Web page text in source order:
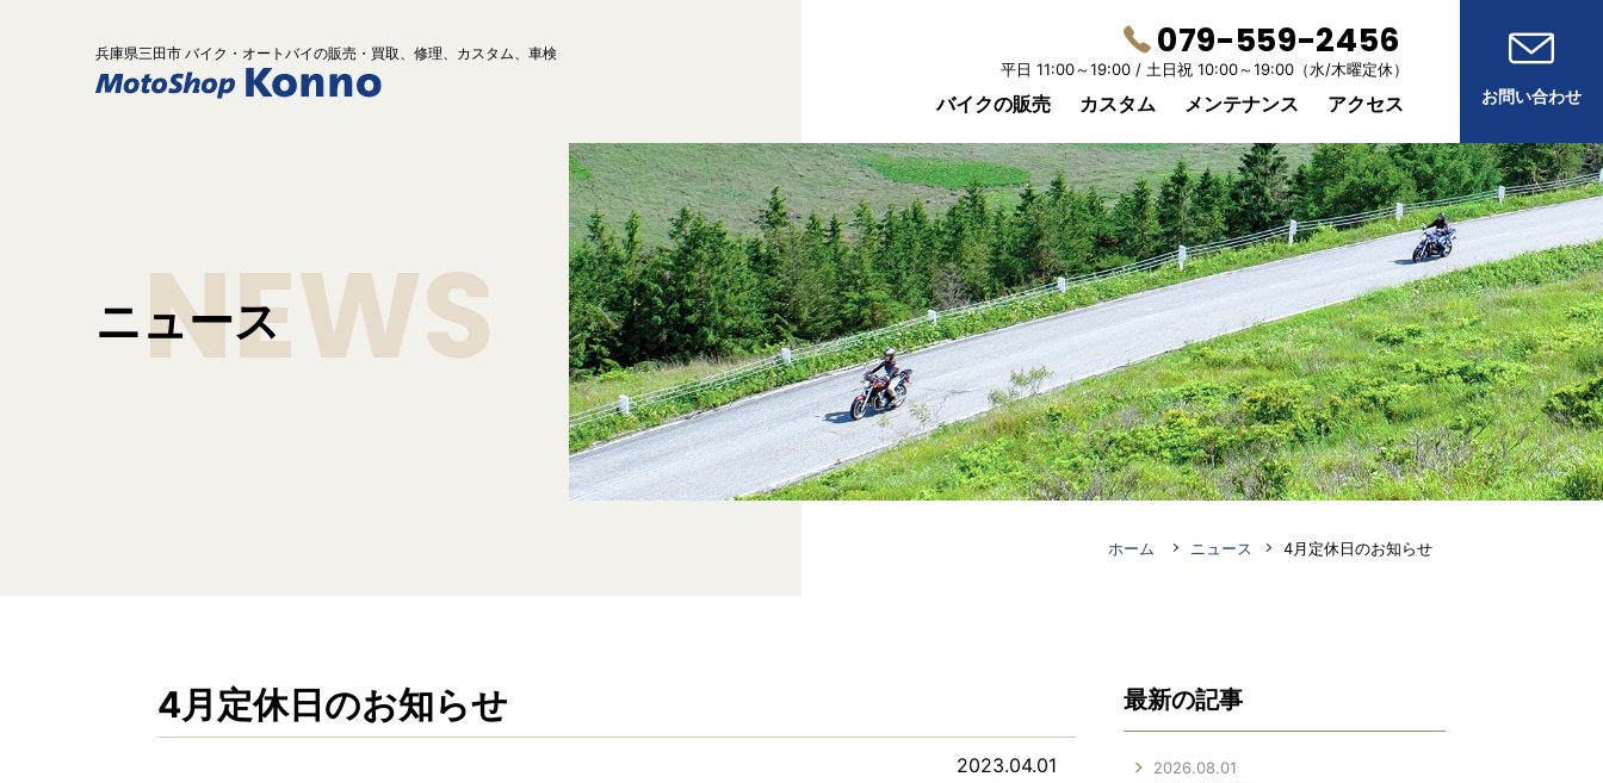
兵庫県三田市 バイク ・オートバイの販売・買取、修理、カスタム、車検 079-559-2456
平日 11:00～19:00 / 土日祝 10:00～19:00（水/木曜定休）
バイクの販売 カスタム メンテナンス アクセス お問い合わせ
ニュース
NEWS
ホーム ニュース 4月定休日のお知らせ
4月定休日のお知らせ
2023.04.01
最新の記事
2026.08.01